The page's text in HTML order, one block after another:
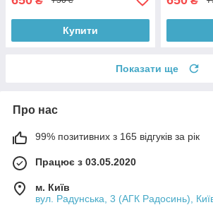
Купити
Показати ще
Про нас
99% позитивних з 165 відгуків за рік
Працює з 03.05.2020
м. Київ
вул. Радунська, 3 (АГК Радосинь),